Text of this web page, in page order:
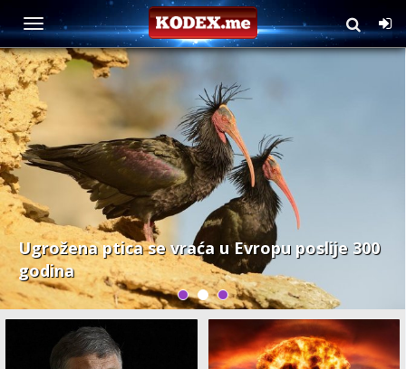
Nauka
Ugrožena ptica se vraća u Evropu poslije 300
godina